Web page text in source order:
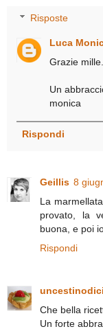
Risposte
Luca
Grazie
Un
monica
Rispondi
Geillis 8
La
provato, la
buona, e poi
Rispondi
Che bella
Un forte